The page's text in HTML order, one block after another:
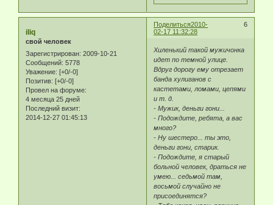
Поделиться 6
2010-
02-17 11:32:28
iliq
свой человек
Зарегистрирован: 2009-10-21
Сообщений: 5778
Уважение: [+0/-0]
Позитив: [+0/-0]
Провел на форуме:
4 месяца 25 дней
Последний визит:
2014-12-27 01:45:13
Хиленький такой мужичонка
идет по темной улице.
Вдруг дорогу ему отрезает
банда хулиганов с
кастетами, ломами, цепями
и т. д.
- Мужик, деньги гони...
- Подождите, ребята, а вас
много?
- Ну шестеро... ты это,
деньги гони, старик.
- Подождите, я старый
больной человек, драться не
умею... седьмой там,
восьмой случайно не
присоединятся?